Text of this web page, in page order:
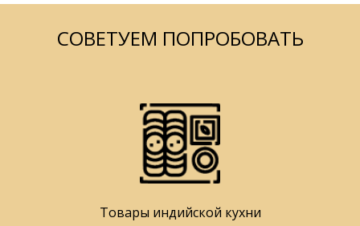
СОВЕТУЕМ ПОПРОБОВАТЬ
Товары индийской кухни